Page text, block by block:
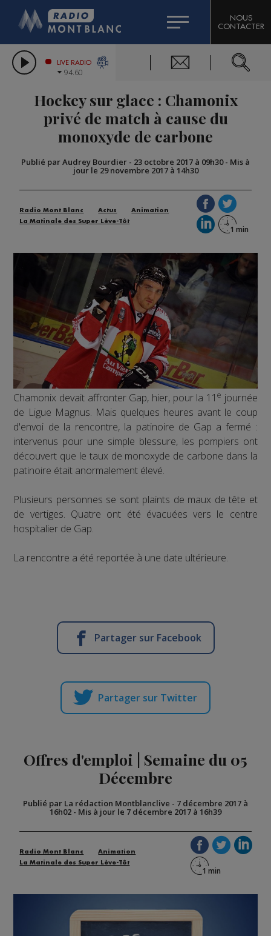
LES CHRONIQUES DE L'EXPERT
CITIZEN MACHINERY
GRAND MASSIF DOMAINES SKIABLES
BIGARD
COMPAGNIE DU MONT-BLANC
NOUS
CONTACTER
LIVE RADIO
94.60
Hockey sur glace : Chamonix
privé de match à cause du
monoxyde de carbone
Publié par Audrey Bourdier - 23 octobre 2017 à 09h30- Mis à
jour le 29 novembre 2017 à 14h30
Radio Mont Blanc Actus
Animation
La Matinale des Super Lève-Tôt
Chamonix devait affronter Gap, hier, pour la 11 e journée
de Ligue Magnus. Mais quelques heures avant le coup
d'envoi de la rencontre, la patinoire de Gap a fermé :
intervenus pour une simple blessure, les pompiers ont
découvert que le taux de monoxyde de carbone dans la
patinoire était anormalement élevé.
Plusieurs personnes se sont plaints de maux de tête et
de vertiges. Quatre ont été évacuées vers le centre
hospitalier de Gap.
La rencontre a été reportée à une date ultérieure.
Partager sur Facebook
Partager sur Twitter
Offres d'emploi | Semaine du 05
Décembre
Publié par La rédaction Montblanclive - 7 décembre 2017 à
16h02 - Mis à jour le 7 décembre 2017 à 16h39
Radio Mont Blanc
Animation
La Matinale des Super Lève-Tôt